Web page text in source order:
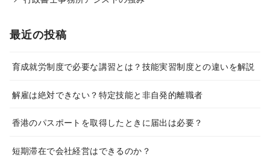
最近の投稿
育成就労制度で必要な講習とは？技能実習制度との違いを解説
解雇は絶対できない？特定技能と非自発的離職者
香港のパスポートを取得したときに届出は必要？
短期滞在で会社経営はできるのか？